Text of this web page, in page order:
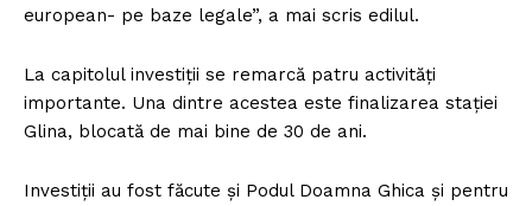
european- pe baze legale”, a mai scris edilul.
La capitolul investiții se remarcă patru activități
importante. Una dintre acestea este finalizarea stației
Glina, blocată de mai bine de 30 de ani.
Investiții au fost făcute și Podul Doamna Ghica și pentru